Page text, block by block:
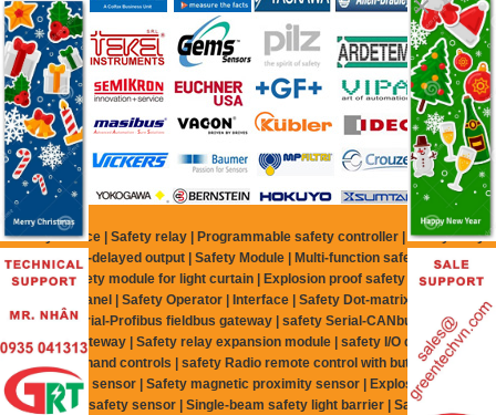
Safety Device | Safety relay | Programmable safety controller | Safety relay
with time-delayed output | Safety Module | Multi-function safety relay |
Multing safety module for light curtain | Explosion proof safety relay | Safe
control panel | Safety Operator | Interface | Safety Dot-matrix display |
safety Serial-Profibus fieldbus gateway | safety Serial-CANbus | Safety
fieldbus gateway | Safety relay expansion module | safety I/O distributor |
safety two-hand controls | safety Radio remote control with button | Safety
proximity sensor | Safety magnetic proximity sensor | Explosion proof
magnetic safety sensor | Single-beam safety light barrier | Safety Light